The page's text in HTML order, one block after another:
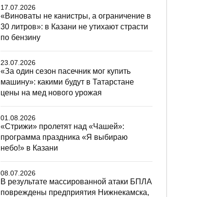
17.07.2026
«Виноваты не канистры, а ограничение в
30 литров»: в Казани не утихают страсти
по бензину
23.07.2026
«За один сезон пасечник мог купить
машину»: какими будут в Татарстане
цены на мед нового урожая
01.08.2026
«Стрижи» пролетят над «Чашей»:
программа праздника «Я выбираю
небо!» в Казани
08.07.2026
В результате массированной атаки БПЛА
повреждены предприятия Нижнекамска,